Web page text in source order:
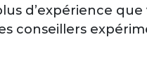
d’expérience
conseillers